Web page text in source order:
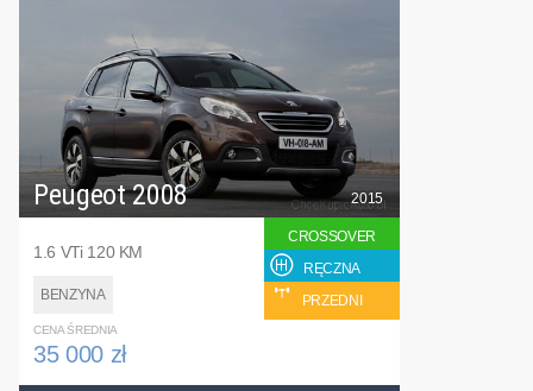
Peugeot 2008
1.6 VTi 120 KM
BENZYNA
2015
CROSSOVER
RĘCZNA
PRZEDNI
CENA ŚREDNIA
35 000 zł